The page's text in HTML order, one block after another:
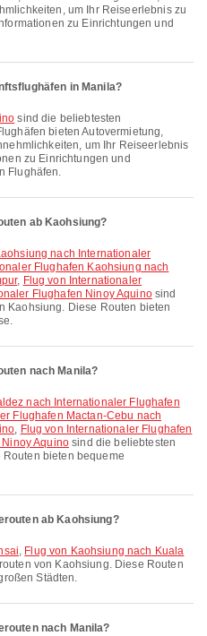
um Ihr Reiseerlebnis zu
zu Einrichtungen und
in Manila?
sind die beliebtesten
bieten Autovermietung,
um Ihr Reiseerlebnis
zu Einrichtungen und
Flughäfen.
ab Kaohsiung?
Flughafen Kaohsiung nach
, Flug von Internationaler
Flughafen Ninoy Aquinosind
Kaohsiung. Diese Routen bieten
nach Manila?
Flughafen Mactan-Cebu nach
, Flug von Internationaler Flughafen
Aquino sind die beliebtesten
bieten bequeme
ab Kaohsiung?
, Flug von Kaohsiung nach Kuala
von Kaohsiung. Diese Routen
Städten.
nach Manila?